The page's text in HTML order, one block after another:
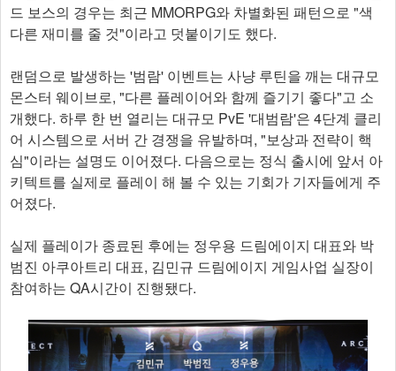
드 보스의 경우는 최근 MMORPG와 차별화된 패턴으로 "색
다른 재미를 줄 것"이라고 덧붙이기도 했다.
랜덤으로 발생하는 '범람' 이벤트는 사냥 루틴을 깨는 대규모
몬스터 웨이브로, "다른 플레이어와 함께 즐기기 좋다"고 소
개했다. 하루 한 번 열리는 대규모 PvE '대범람'은 4단계 클리
어 시스템으로 서버 간 경쟁을 유발하며, "보상과 전략이 핵
심"이라는 설명도 이어졌다. 다음으로는 정식 출시에 앞서 아
키텍트를 실제로 플레이 해 볼 수 있는 기회가 기자들에게 주
어졌다.
실제 플레이가 종료된 후에는 정우용 드림에이지 대표와 박
범진 아쿠아트리 대표, 김민규 드림에이지 게임사업 실장이
참여하는 QA시간이 진행됐다.